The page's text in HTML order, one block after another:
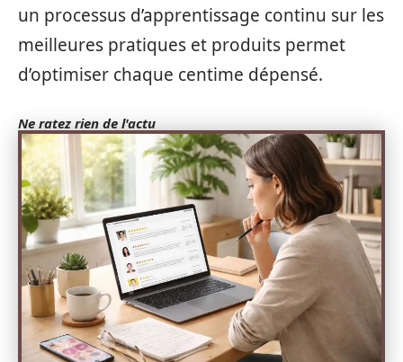
un processus d’apprentissage continu sur les
meilleures pratiques et produits permet
d’optimiser chaque centime dépensé.
Ne ratez rien de l'actu